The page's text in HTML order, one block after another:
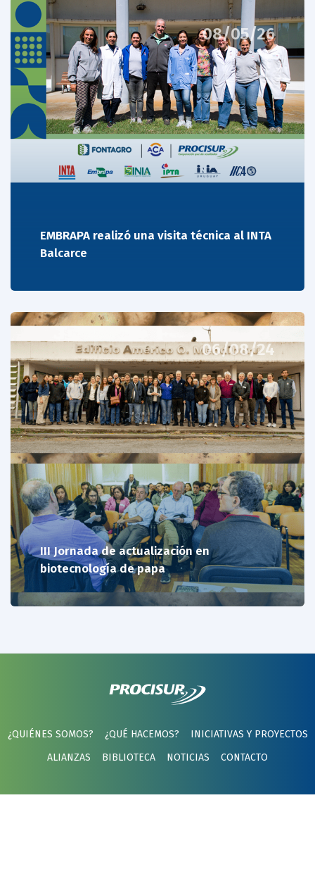
08/05/26
EMBRAPA realizó una visita técnica al INTA
Balcarce
06/08/24
III Jornada de actualización en
biotecnología de papa
¿QUIÉNES SOMOS? ¿QUÉ HACEMOS?
INICIATIVAS Y PROYECTOS
ALIANZAS
BIBLIOTECA NOTICIAS CONTACTO